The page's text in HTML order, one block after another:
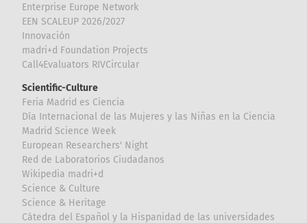
Enterprise Europe Network
EEN SCALEUP 2026/2027
Innovación
madri+d Foundation Projects
Call4Evaluators RIVCircular
Scientific-Culture
Feria Madrid es Ciencia
Día Internacional de las Mujeres y las Niñas en la Ciencia
Madrid Science Week
European Researchers' Night
Red de Laboratorios Ciudadanos
Wikipedia madri+d
Science & Culture
Science & Heritage
Cátedra del Español y la Hispanidad de las universidades